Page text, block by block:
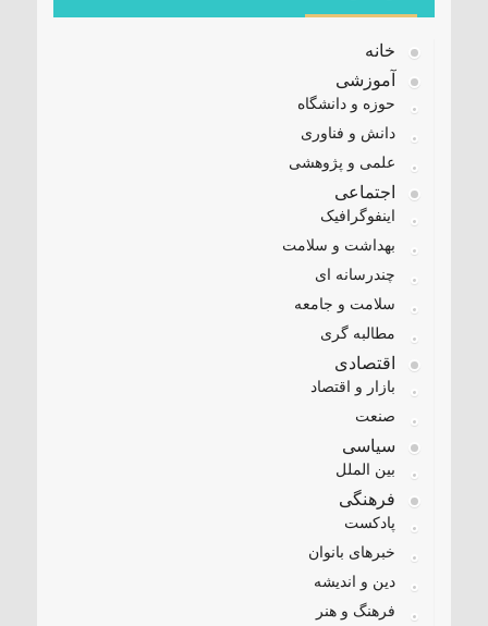
خانه
آموزشی
حوزه و دانشگاه
دانش و فناوری
علمی و پژوهشی
اجتماعی
اینفوگرافیک
بهداشت و سلامت
چندرسانه ای
سلامت و جامعه
مطالبه گری
اقتصادی
بازار و اقتصاد
صنعت
سیاسی
بین الملل
فرهنگی
پادکست
خبرهای بانوان
دین و اندیشه
فرهنگ و هنر